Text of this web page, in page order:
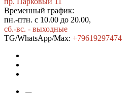
Временный график:
пн.-птн. с 10.00 до 20.00,
сб.-вс. - выходные
TG/WhatsApp/Max: +79619297474